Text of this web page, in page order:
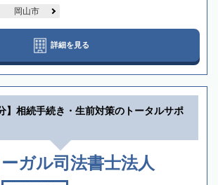
岡山市
詳細を見る
】相続手続き・生前対策のトータルサポ
ガル司法書士法人